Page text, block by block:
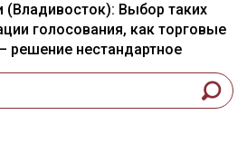
(Владивосток): Выбор таких
голосования, как торговые
решение нестандартное